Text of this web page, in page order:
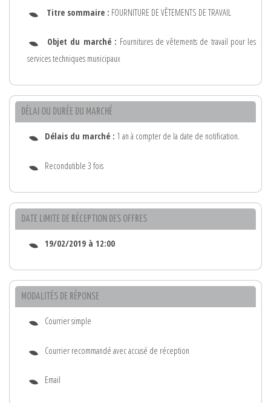
Titre sommaire : FOURNITURE DE VÊTEMENTS DE TRAVAIL
Objet du marché : Fournitures de vêtements de travail pour les
services techniques municipaux
DÉLAI OU DURÉE DU MARCHÉ
Délais du marché : 1 an à compter de la date de notification.
Recondutible 3 fois
DATE LIMITE DE RÉCEPTION DES OFFRES
19/02/2019 à 12:00
MODALITÉS DE RÉPONSE
Courrier simple
Courrier recommandé avec accusé de réception
Email